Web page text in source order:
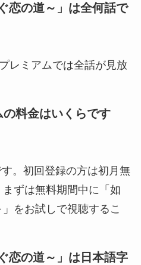
恋の道～」は全何話で
レミアムでは全話が見放
料金はいくらです
。初回登録の方は初月無
ずは無料期間中に「如
をお試しで視聴するこ
恋の道～」は日本語字